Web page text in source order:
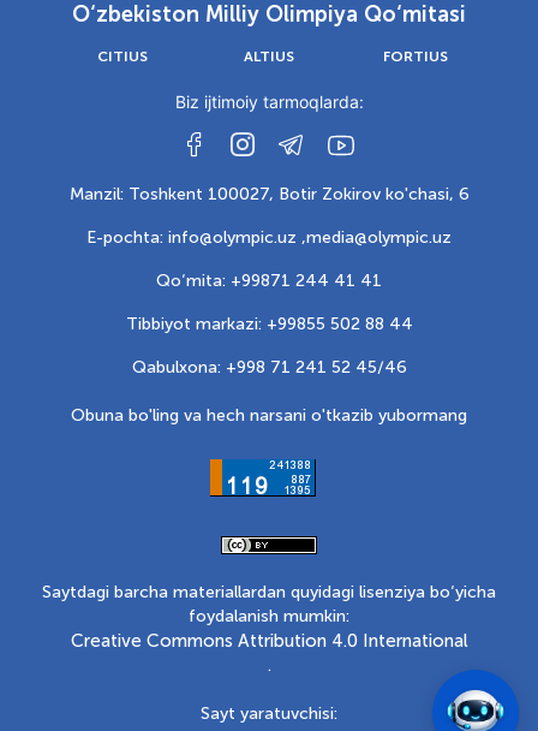
O‘zbekiston Milliy Olimpiya Qo‘mitasi
CITIUS ALTIUS FORTIUS
Biz ijtimoiy tarmoqlarda:
Manzil: Toshkent 100027, Botir Zokirov ko'chasi, 6
E-pochta: info@olympic.uz ,media@olympic.uz
Qo‘mita: +99871 244 41 41
Tibbiyot markazi: +99855 502 88 44
Qabulxona: +998 71 241 52 45/46
Obuna bo'ling va hech narsani o'tkazib yubormang
Saytdagi barcha materiallardan quyidagi lisenziya bo‘yicha
foydalanish mumkin:
Creative Commons Attribution 4.0 International
.
Sayt yaratuvchisi: